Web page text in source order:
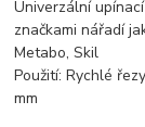
Univerzální
značkami nářadí
Metabo, Skil
Použití: Rychlé
mm